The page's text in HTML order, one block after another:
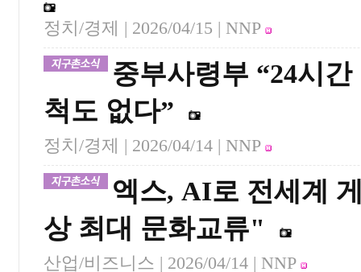
정치/경제 | 2026/04/15 | NNP
중부사령부 “24시
척도 없다”
정치/경제 | 2026/04/14 | NNP
엑스, AI로 전세계
상 최대 문화교류"
산업/비즈니스 | 2026/04/14 | NNP